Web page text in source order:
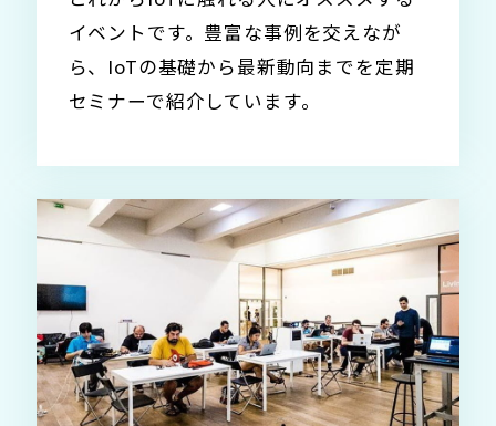
イベントです。豊富な事例を交えなが
ら、IoTの基礎から最新動向までを定期
セミナーで紹介しています。